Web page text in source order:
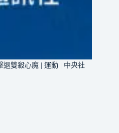
雙殺心魔 | 運動 | 中央社